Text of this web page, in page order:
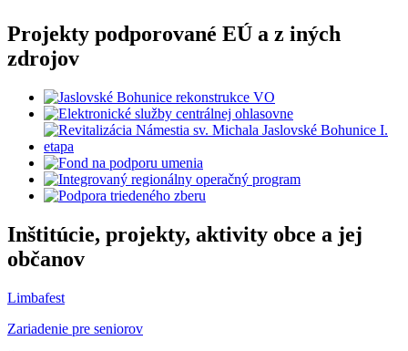
Projekty podporované EÚ a z iných
zdrojov
Inštitúcie, projekty, aktivity obce a jej
občanov
Limbafest
Zariadenie pre seniorov